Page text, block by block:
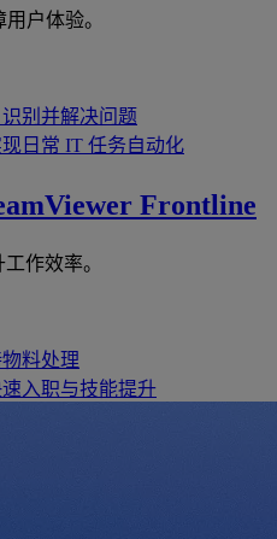
户体验。
识别并解决问题
现日常 IT 任务自动化
Frontline
作效率。
料处理
入职与技能提升